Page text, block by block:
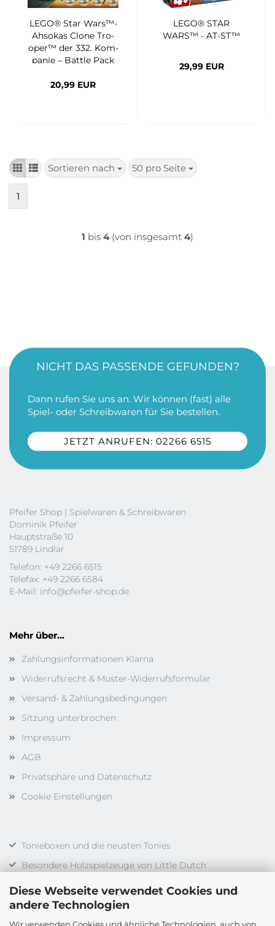
Diese Webseite verwendet Cookies und
andere Technologien
LEGO® Star Wars™-
Ah­so­kas Clone Tro­
oper™ der 332. Kom­
pa­nie – Batt­le Pack
20,99 EUR
LEGO® STAR
WARS™ - AT-ST™
29,99 EUR
Sortieren nach
Sortieren
50 pro Seite
pro Seite
1
1 bis 4(von insgesamt 4)
NICHT DAS PASSENDE GEFUNDEN?
Dann rufen Sie uns an. Wir können (fast) alle
Spiel- oder Schreibwaren für Sie bestellen.
JETZT ANRUFEN: 02266 6515
Pfeifer Shop | Spielwaren & Schreibwaren
Dominik Pfeifer
Hauptstraße 10
51789 Lindlar
Telefon: +49 2266 6515
Telefax: +49 2266 6584
E-Mail: info@pfeifer-shop.de
Mehr über...
Zahlungsinformationen Klarna
Widerrufsrecht & Muster-Widerrufsformular
Versand- & Zahlungsbedingungen
Sitzung unterbrochen
Impressum
AGB
Privatsphäre und Datenschutz
Cookie Einstellungen
Tonieboxen und die neusten Tonies
Besondere Holzspielzeuge von Little Dutch
Gesellschaftsspiele vieler Hersteller
Duplo, LEGO, LEGO Technic uvm.